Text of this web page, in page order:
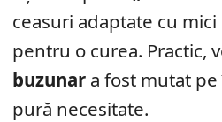
ceasuri adaptate cu
pentru o curea. Practic,
buzunar a fost mutat
pură necesitate.